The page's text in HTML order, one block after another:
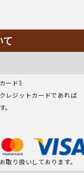
ード》
レジットカードであれば
り扱いしております。